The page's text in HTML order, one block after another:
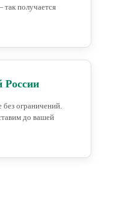
получается
России
без ограничений.
до вашей